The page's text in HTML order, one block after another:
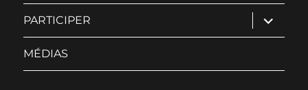
PARTICIPER ouvrir
le
sous-
MÉDIAS